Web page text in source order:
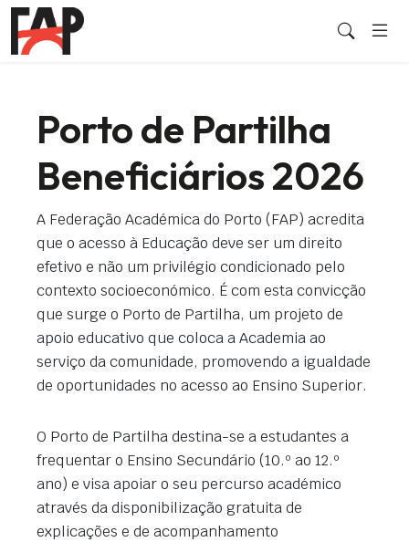
Porto de Partilha
Beneficiários 2026
A Federação Académica do Porto (FAP) acredita
que o acesso à Educação deve ser um direito
efetivo e não um privilégio condicionado pelo
contexto socioeconómico. É com esta convicção
que surge o Porto de Partilha, um projeto de
apoio educativo que coloca a Academia ao
serviço da comunidade, promovendo a igualdade
de oportunidades no acesso ao Ensino Superior.
O Porto de Partilha destina-se a estudantes a
frequentar o Ensino Secundário (10.º ao 12.º
ano) e visa apoiar o seu percurso académico
através da disponibilização gratuita de
explicações e de acompanhamento